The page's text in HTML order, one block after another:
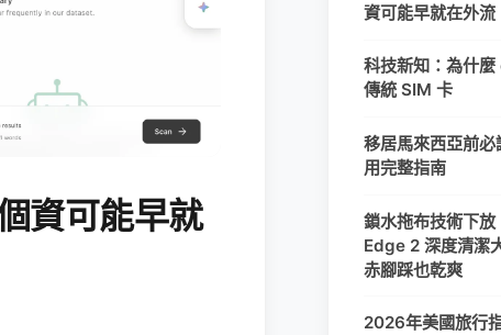
資可能早就
資可能早就在外流
科技新知：為什
傳統 SIM 卡
移居馬來西亞前
用完整指南
鎖水拖布技術下
Edge 2 深度清潔
赤腳踩也乾爽
2026年美國旅行